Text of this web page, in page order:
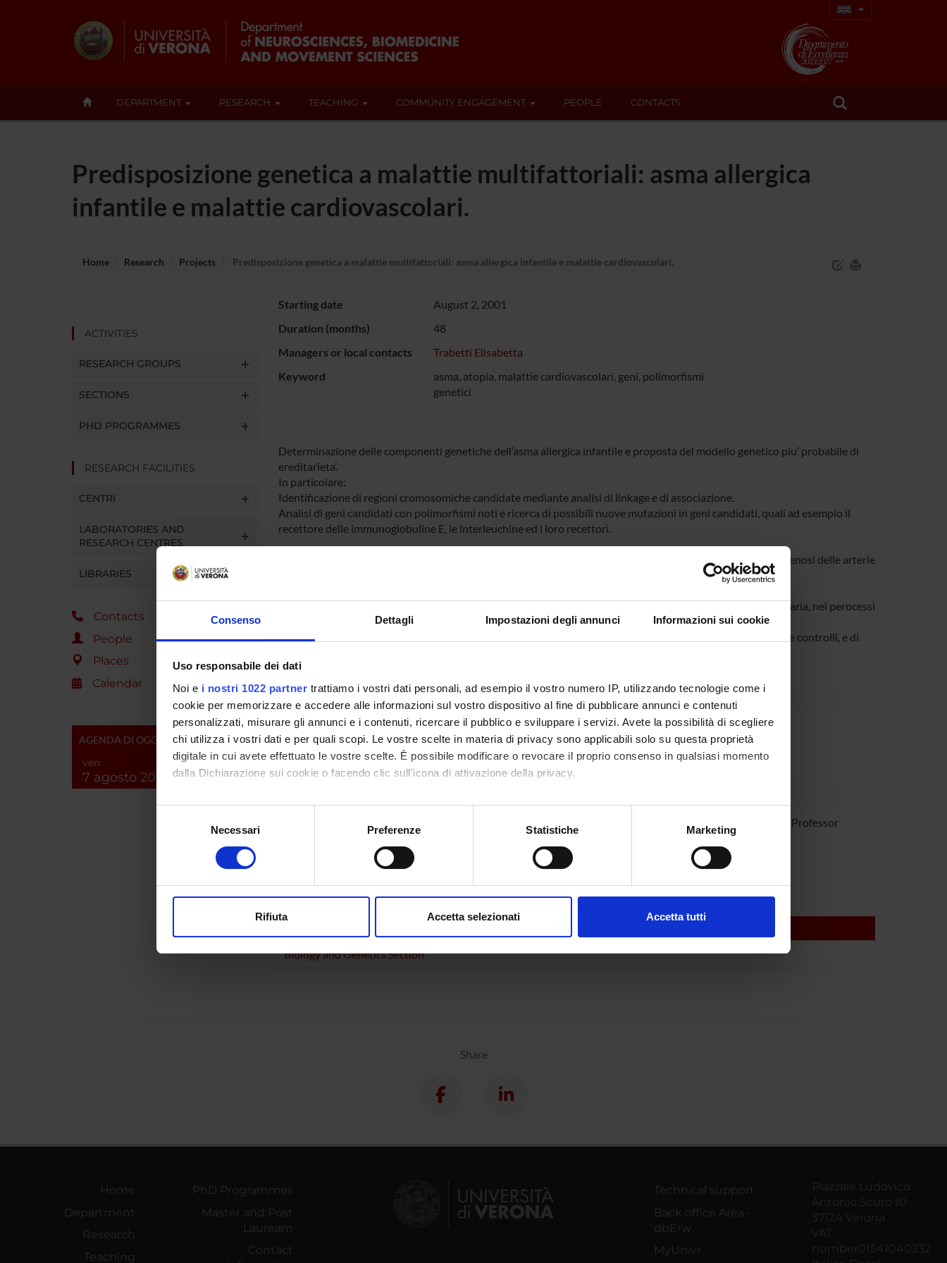
Consenso Dettagli Impostazioni degli annunci Informazioni sui cookie
Uso responsabile dei dati
Noi e i nostri 1022 partner trattiamo i vostri dati personali, ad esempio il vostro numero IP, utilizzando tecnologie come i
cookie per memorizzare e accedere alle informazioni sul vostro dispositivo al fine di pubblicare annunci e contenuti
personalizzati, misurare gli annunci e i contenuti, ricercare il pubblico e sviluppare i servizi. Avete la possibilità di scegliere
chi utilizza i vostri dati e per quali scopi. Le vostre scelte in materia di privacy sono applicabili solo su questa proprietà
digitale in cui avete effettuato le vostre scelte. È possibile modificare o revocare il proprio consenso in qualsiasi momento
dalla Dichiarazione sui cookie o facendo clic sull'icona di attivazione della privacy.
Con il tuo consenso, vorremmo anche:
raccogliere informazioni sulla tua posizione geografica, con un'approssimazione di qualche metro,
digitali).
modificare o ritirare il tuo consenso in qualsiasi momento dalla Dichiarazione sui cookie.
di analisi dei dati web, pubblicità e social media, i quali potrebbero combinarle con altre informazioni che hai fornito loro o
Necessari Preferenze Statistiche Marketing
Rifiuta Accetta selezionati Accetta tutti
DEPARTMENT RESEARCH TEACHING COMMUNITY ENGAGEMENT PEOPLE CONTACTS
Predisposizione genetica a malattie multifattoriali: asma allergica
infantile e malattie cardiovascolari.
Home Research Projects Predisposizione genetica a malattie multifattoriali: asma allergica infantile e malattie cardiovascolari.
ACTIVITIES
RESEARCH GROUPS
SECTIONS
PHD PROGRAMMES
RESEARCH FACILITIES
CENTRI
LABORATORIES AND
RESEARCH CENTRES
LIBRARIES
Contacts
People
Places
Calendar
AGENDA DI OGGI
ven
7 agosto 2026
Starting date
August 2, 2001
Duration (months)
48
Managers or local contacts
Trabetti Elisabetta
Keyword
asma, atopia, malattie cardiovascolari, geni, polimorfismi
genetici
Determinazione delle componenti genetiche dell’asma allergica infantile e proposta del modello genetico piu’ probabile di
ereditarieta’.
In particolare:
Identificazione di regioni cromosomiche candidate mediante analisi di linkage e di associazione.
Analisi di geni candidati con polimorfismi noti e ricerca di possibili nuove mutazioni in geni candidati, quali ad esempio il
recettore delle immunoglobuline E, le interleuchine ed i loro recettori.
Determinazione del rischio genetico di sviluppare malattie in pazienti con coronaropatia aterosclerotica, stenosi delle arterie
Analisi di geni coinvolti nel metabolismo dei lipidi, dell’omocisteina, nell’ipertensione, nell’adesione leucocitaria, nei perocessi
infiammatori e infettivi, ed altri possibili geni candidati.
Determinazione della frequenza allelica e genotipica per tutti i polimorfismi nei geni analizzati in tutti i casi e controlli, e di
SPONSORS:
Funds:assigned and managed by the department
Associate Professor
Biology and Genetics Section
Share
Home
Department
Research
Teaching
PhD Programmes
Master and Post
Lauream
Contact
Technical support
Back office Area -
dbErw
MyUnivr
Piazzale Ludovico
Antonio Scuro 10
37124 Verona
VAT
number01541040232